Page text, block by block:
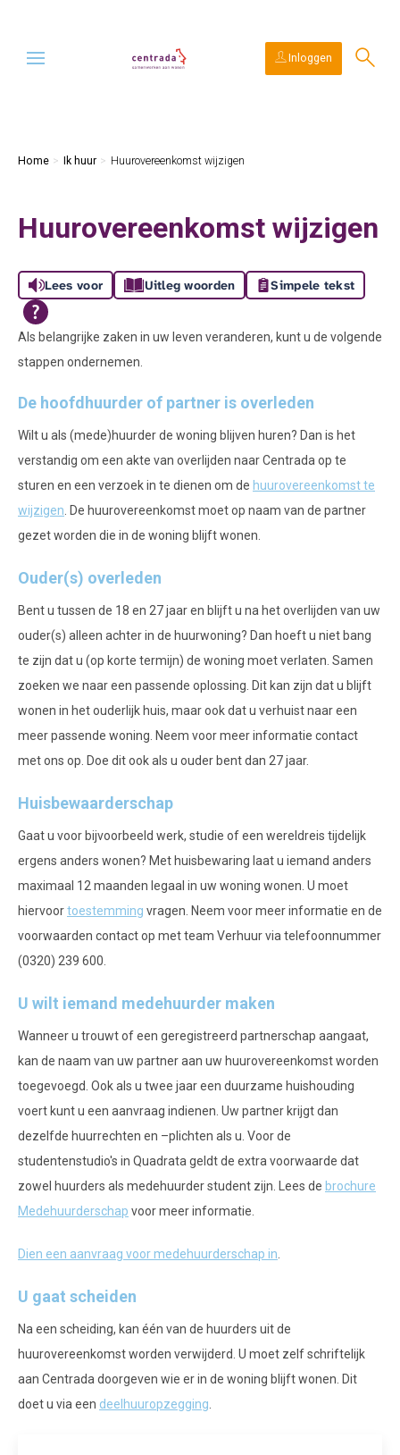
Naar de homepage
Ga naar Hoofd Inloggen
Home Ik huur Huurovereenkomst wijzigen
Huurovereenkomst wijzigen
Lees voor Uitleg woorden Simpele tekst
Als belangrijke zaken in uw leven veranderen, kunt u de volgende
stappen ondernemen.
De hoofdhuurder of partner is overleden
Wilt u als (mede)huurder de woning blijven huren? Dan is het
verstandig om een akte van overlijden naar Centrada op te
sturen en een verzoek in te dienen om de huurovereenkomst te
wijzigen . De huurovereenkomst moet op naam van de partner
gezet worden die in de woning blijft wonen.
Ouder(s) overleden
Bent u tussen de 18 en 27 jaar en blijft u na het overlijden van uw
ouder(s) alleen achter in de huurwoning? Dan hoeft u niet bang
te zijn dat u (op korte termijn) de woning moet verlaten. Samen
zoeken we naar een passende oplossing. Dit kan zijn dat u blijft
wonen in het ouderlijk huis, maar ook dat u verhuist naar een
meer passende woning. Neem voor meer informatie contact
met ons op. Doe dit ook als u ouder bent dan 27 jaar.
Huisbewaarderschap
Gaat u voor bijvoorbeeld werk, studie of een wereldreis tijdelijk
ergens anders wonen? Met huisbewaring laat u iemand anders
maximaal 12 maanden legaal in uw woning wonen. U moet
hiervoortoestemming vragen. Neem voor meer informatie en de
voorwaarden contact op met team Verhuur via telefoonnummer
(0320) 239 600.
U wilt iemand medehuurder maken
Wanneer u trouwt of een geregistreerd partnerschap aangaat,
kan de naam van uw partner aan uw huurovereenkomst worden
toegevoegd. Ook als u twee jaar een duurzame huishouding
voert kunt u een aanvraag indienen. Uw partner krijgt dan
dezelfde huurrechten en –plichten als u. Voor de
studentenstudio's in Quadrata geldt de extra voorwaarde dat
zowel huurders als medehuurder student zijn. Lees de brochure
Medehuurderschap voor meer informatie.
Dien een aanvraag voor medehuurderschap in
U gaat scheiden
Na een scheiding, kan één van de huurders uit de
huurovereenkomst worden verwijderd. U moet zelf schriftelijk
aan Centrada doorgeven wie er in de woning blijft wonen. Dit
doet u via een deelhuuropzegging